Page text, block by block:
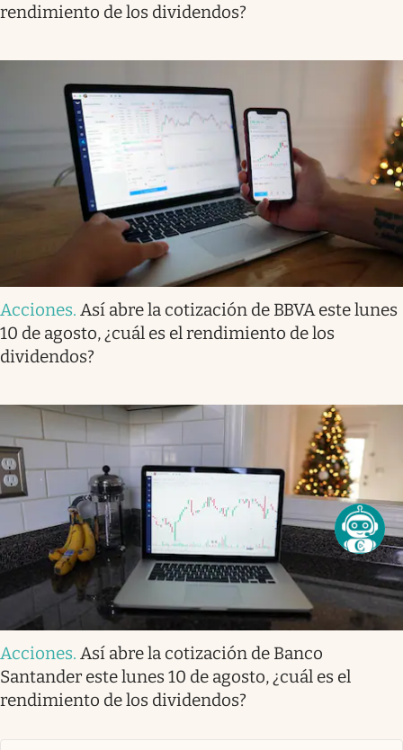
rendimiento de los dividendos?
Acciones. Así abre la cotización de BBVA este lunes
10 de agosto, ¿cuál es el rendimiento de los
dividendos?
Acciones. Así abre la cotización de Banco
Santander este lunes 10 de agosto, ¿cuál es el
rendimiento de los dividendos?